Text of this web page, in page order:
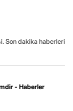
Son dakika haberleri
- Haberler